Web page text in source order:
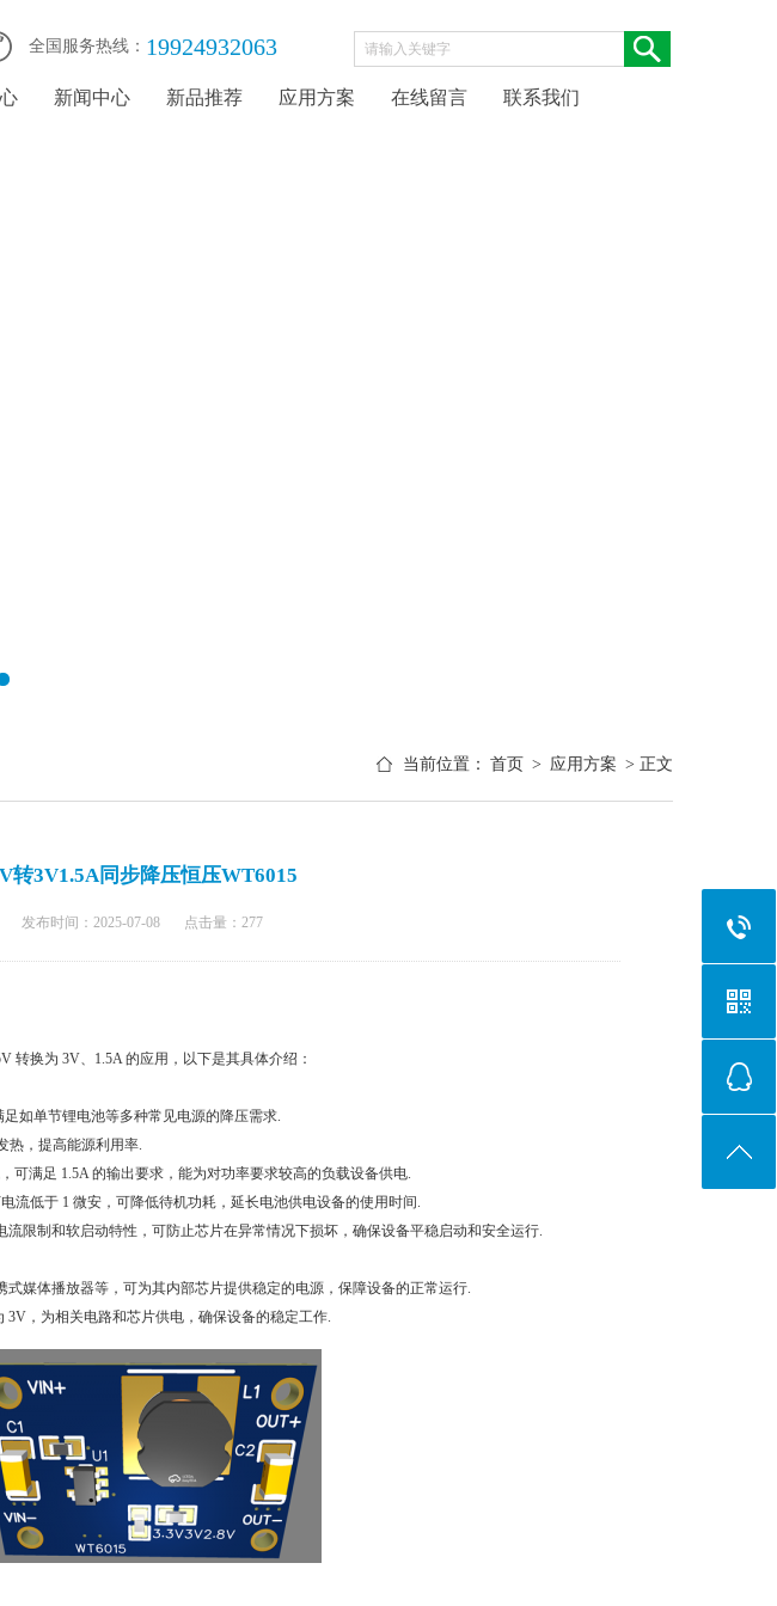
全国服务热线： 19924932063
新闻中心 新品推荐 应用方案 在线留言 联系我们
当前位置： 首页 > 应用方案 > 正文
转3V1.5A同步降压恒压WT6015
发布时间：2025-07-08 点击量： 277
转换为 3V、1.5A 的应用，以下是其具体介绍：
如单节锂电池等多种常见电源的降压需求.
热，提高能源利用率.
可满足 1.5A 的输出要求，能为对功率要求较高的负载设备供电.
流低于 1 微安，可降低待机功耗，延长电池供电设备的使用时间.
限制和软启动特性，可防止芯片在异常情况下损坏，确保设备平稳启动和安全运行.
媒体播放器等，可为其内部芯片提供稳定的电源，保障设备的正常运行.
，为相关电路和芯片供电，确保设备的稳定工作.